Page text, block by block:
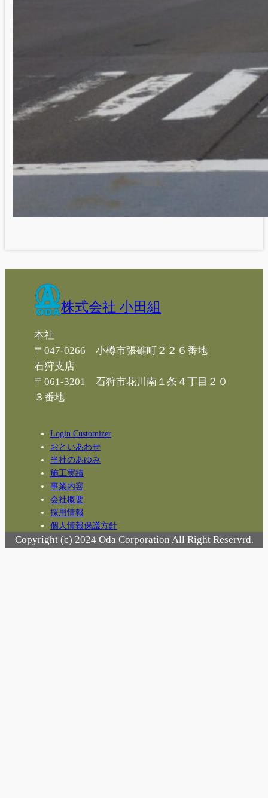
株式会社 小田組
本社
〒047-0266 小樽市張碓町２２６番地
石狩支店
〒061-3201 石狩市花川南１条４丁目２０
３番地
Login Customizer
おといあわせ
当社のあゆみ
施工実績
事業内容
会社概要
採用情報
個人情報保護方針
Copyright (c) 2024 Oda Corporation All Right Reservrd.